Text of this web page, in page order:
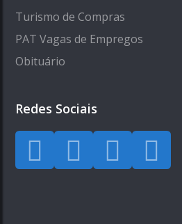
Turismo de Compras
PAT Vagas de Empregos
Obituário
Redes Sociais